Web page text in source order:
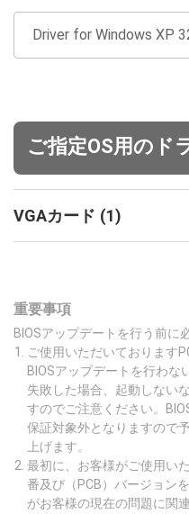
ご指定OS用のド
VGAカード (1)
重要事項
BIOSアップデートを行う前に
ご使用いただいております
BIOSアップデートを行わな
失敗した場合、起動しない
すのでご注意ください。
保証対象外となりますので
上げます。
最初に、お客様がご使用い
番及び（PCB）バージョン
がお客様の現在の問題に関